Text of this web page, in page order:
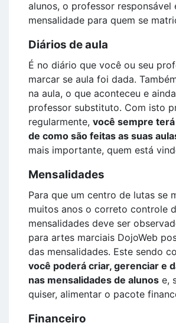
alunos, o professor responsável
mensalidade para quem se
Diários de aula
É no diário que você ou seu
marcar se aula foi dada.
na aula, o que aconteceu e
professor substituto. Com isto
regularmente, você sempre
de como são feitas as suas
mais importante, quem está
Mensalidades
Para que um centro de lutas se
muitos anos o correto controle
mensalidades deve ser
para artes marciais DojoWeb
das mensalidades. Este sendo
você poderá criar, gerenciar e
nas mensalidades de alunos e,
quiser, alimentar o pacote
Financeiro